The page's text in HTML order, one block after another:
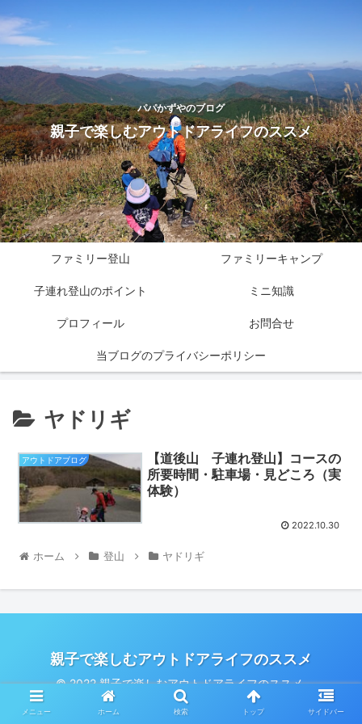
パパかずやのブログ
親子で楽しむアウトドアライフのススメ
ファミリー登山 ファミリーキャンプ
子連れ登山のポイント ミニ知識
プロフィール お問合せ
当ブログのプライバシーポリシー
ヤドリギ
アウトドアブログ
【道後山 子連れ登山】コースの
所要時間・駐車場・見どころ（実
体験）
2022.10.30
ホーム 登山 ヤドリギ
親子で楽しむアウトドアライフのススメ
© 2022 親子で楽しむアウトドアライフのススメ.
メニュー ホーム 検索 トップ サイドバー